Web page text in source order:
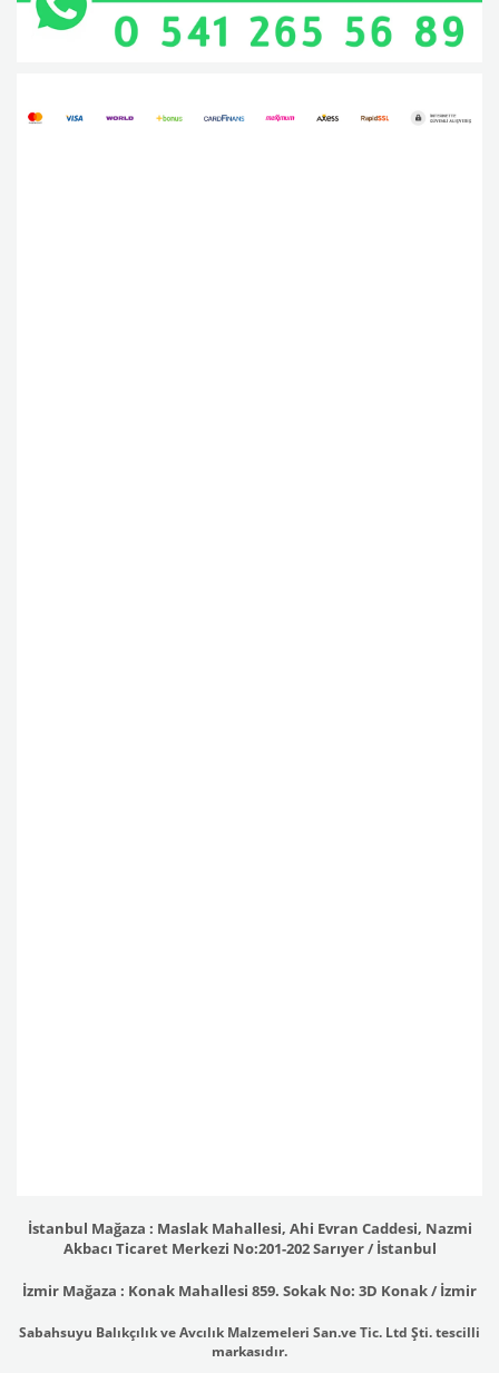
İstanbul Mağaza : Maslak Mahallesi, Ahi Evran Caddesi, Nazmi
Akbacı Ticaret Merkezi No:201-202 Sarıyer / İstanbul
İzmir Mağaza : Konak Mahallesi 859. Sokak No: 3D Konak / İzmir
Sabahsuyu Balıkçılık ve Avcılık Malzemeleri San.ve Tic. Ltd Şti. tescilli
markasıdır.